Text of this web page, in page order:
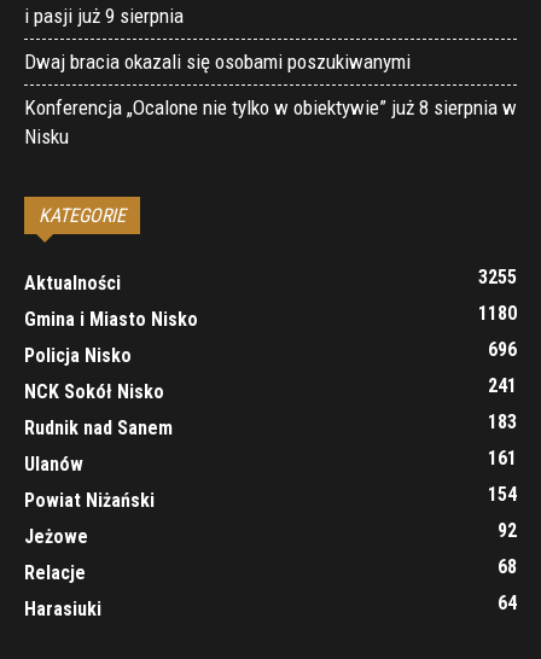
i pasji już 9 sierpnia
Dwaj bracia okazali się osobami poszukiwanymi
Konferencja „Ocalone nie tylko w obiektywie” już 8 sierpnia w
Nisku
KATEGORIE
Aktualności
3255
Gmina i Miasto Nisko
1180
Policja Nisko
696
NCK Sokół Nisko
241
Rudnik nad Sanem
183
Ulanów
161
Powiat Niżański
154
Jeżowe
92
Relacje
68
Harasiuki
64